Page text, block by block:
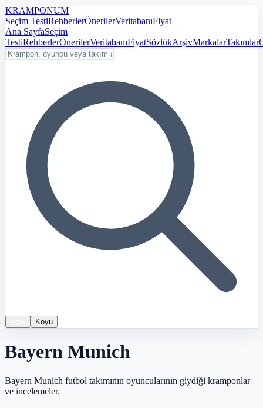
KRAMPONUM
Seçim TestiRehberlerÖnerilerVeritabanıFiyat
Ana SayfaSeçim
TestiRehberlerÖnerilerVeritabanıFiyatSözlükArşivMarkalarTakımlar
Koyu
Bayern Munich
Bayern Munich futbol takımının oyuncularının giydiği kramponlar
ve incelemeler.